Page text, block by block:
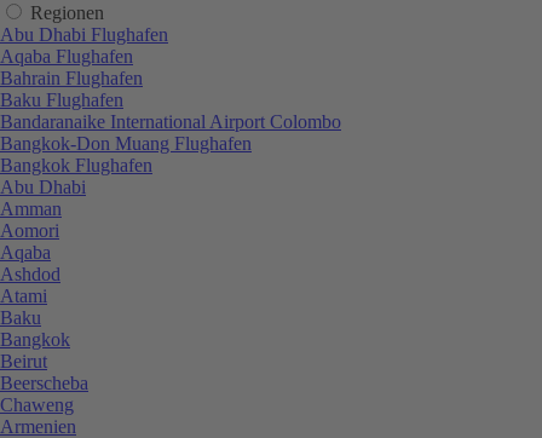
Regionen
Abu Dhabi Flughafen
Aqaba Flughafen
Bahrain Flughafen
Baku Flughafen
Bandaranaike International Airport Colombo
Bangkok-Don Muang Flughafen
Bangkok Flughafen
Abu Dhabi
Amman
Aomori
Aqaba
Ashdod
Atami
Baku
Bangkok
Beirut
Beerscheba
Chaweng
Armenien